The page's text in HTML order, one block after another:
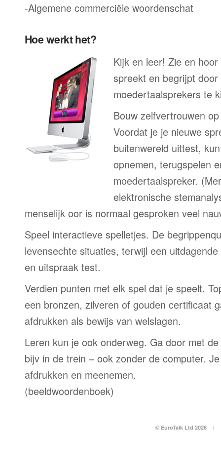
-Algemene commerciële woordenschat
Hoe werkt het?
Kijk en leer! Zie en
spreekt en begrijpt
moedertaalsprekers te
Bouw zelfvertrouwen
Voordat je je nieuwe
buitenwereld uittest,
opnemen, terugspelen
moedertaalspreker.
elektronische
menselijk oor is normaal gesproken veel
Speel interactieve spelletjes. De
levensechte situaties, terwijl een
en uitspraak test.
Verdien punten met elk spel dat je speelt.
een bronzen, zilveren of gouden certificaat
afdrukken als bewijs van welslagen.
Leren kun je ook onderweg. Ga door met
bijv in de trein – ook zonder de computer.
afdrukken en meenemen.
(beeldwoordenboek)
© EuroTalk Ltd 2026 |